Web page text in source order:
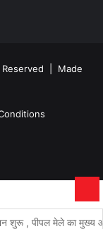
Reserved | Made
शुरू , पीपल मेले का मुख्य